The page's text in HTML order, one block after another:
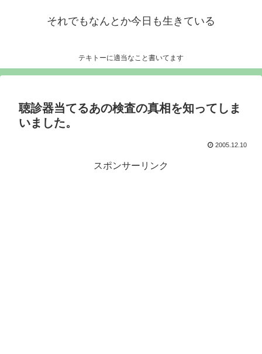
それでもなんとか今日も生きている
テキトーに適当なこと書いてます
聴診器当てるあの検査の真相を知ってしま
いました。
2005.12.10
スポンサーリンク